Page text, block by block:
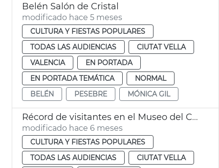
Belén Salón de Cristal
modificado hace 5 meses
CULTURA Y FIESTAS POPULARES
TODAS LAS AUDIENCIAS
CIUTAT VELLA
VALENCIA
EN PORTADA
EN PORTADA TEMÁTICA
NORMAL
BELÉN
PESEBRE MÓNICA GIL
Récord de visitantes en el Museo del Corpus València
modificado hace 6 meses
CULTURA Y FIESTAS POPULARES
TODAS LAS AUDIENCIAS
CIUTAT VELLA